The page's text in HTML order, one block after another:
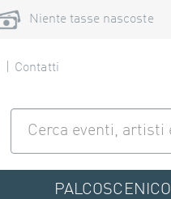
Niente tasse nascoste
Contatti
PALCOSCENICO